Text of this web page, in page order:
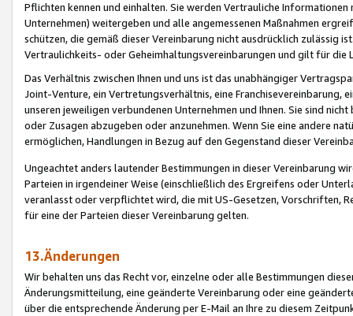
Pflichten kennen und einhalten. Sie werden Vertrauliche
Unternehmen) weitergeben und alle angemessenen Maßnahmen
schützen, die gemäß dieser Vereinbarung nicht ausdrücklich zulässig
Vertraulichkeits- oder Geheimhaltungsvereinbarungen und gilt für die
Das Verhältnis zwischen Ihnen und uns ist das unabhängiger
Joint-Venture, ein Vertretungsverhältnis, eine Franchisevereinbarung,
unseren jeweiligen verbundenen Unternehmen und Ihnen. Sie sind
oder Zusagen abzugeben oder anzunehmen. Wenn Sie eine andere
ermöglichen, Handlungen in Bezug auf den Gegenstand dieser
Ungeachtet anders lautender Bestimmungen in dieser Vereinbarung
Parteien in irgendeiner Weise (einschließlich des Ergreifens oder
veranlasst oder verpflichtet wird, die mit US-Gesetzen, Vorschriften,
für eine der Parteien dieser Vereinbarung gelten.
13.Änderungen
Wir behalten uns das Recht vor, einzelne oder alle Bestimmungen
Änderungsmitteilung, eine geänderte Vereinbarung oder eine
über die entsprechende Änderung per E-Mail an Ihre zu diesem